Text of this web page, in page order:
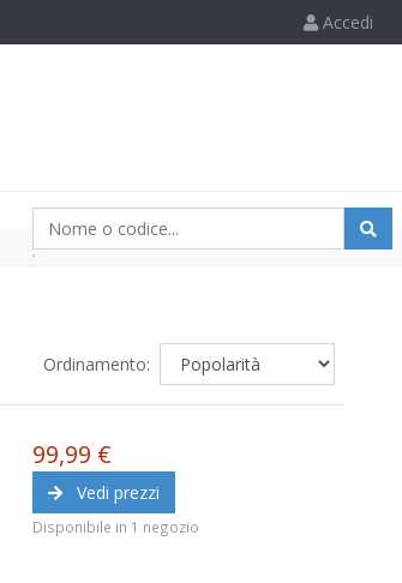
Accedi
Ordinamento:
99,99 €
Vedi prezzi
Disponibile in 1 negozio